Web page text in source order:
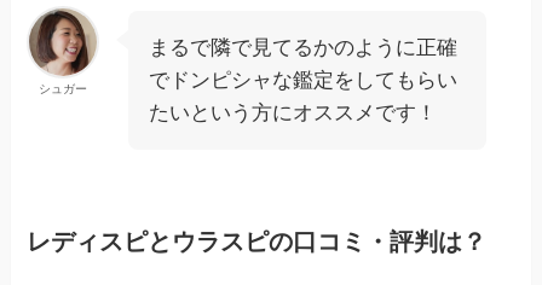
シュガー
まるで隣で見てるかのように正確
でドンピシャな鑑定をしてもらい
たいという方にオススメです！
レディスピとウラスピの口コミ・評判は？